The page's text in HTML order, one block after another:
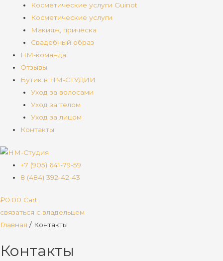
Косметические услуги Guinot
Косметические услуги
Макияж, причёска
Свадебный образ
НМ-команда
Отзывы
Бутик в НМ-СТУДИИ
Уход за волосами
Уход за телом
Уход за лицом
Контакты
+7 (905) 641-79-59
8 (484) 392-42-43
₽0.00 Cart
связаться с владельцем
Главная / Контакты
Контакты